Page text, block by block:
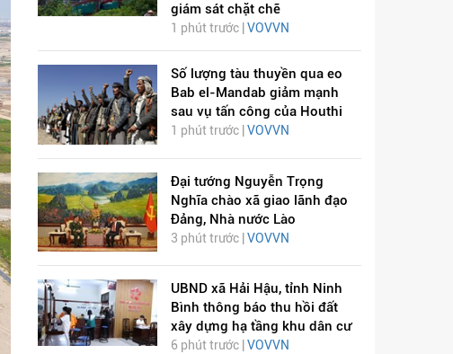
giám sát chặt chẽ
1 phút trước | VOVVN
Số lượng tàu thuyền qua eo
Bab el-Mandab giảm mạnh
sau vụ tấn công của Houthi
1 phút trước | VOVVN
Đại tướng Nguyễn Trọng
Nghĩa chào xã giao lãnh đạo
Đảng, Nhà nước Lào
3 phút trước | VOVVN
UBND xã Hải Hậu, tỉnh Ninh
Bình thông báo thu hồi đất
xây dựng hạ tầng khu dân cư
6 phút trước | VOVVN